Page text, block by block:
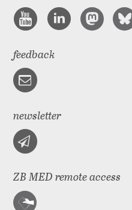
feedback
newsletter
ZB MED remote access